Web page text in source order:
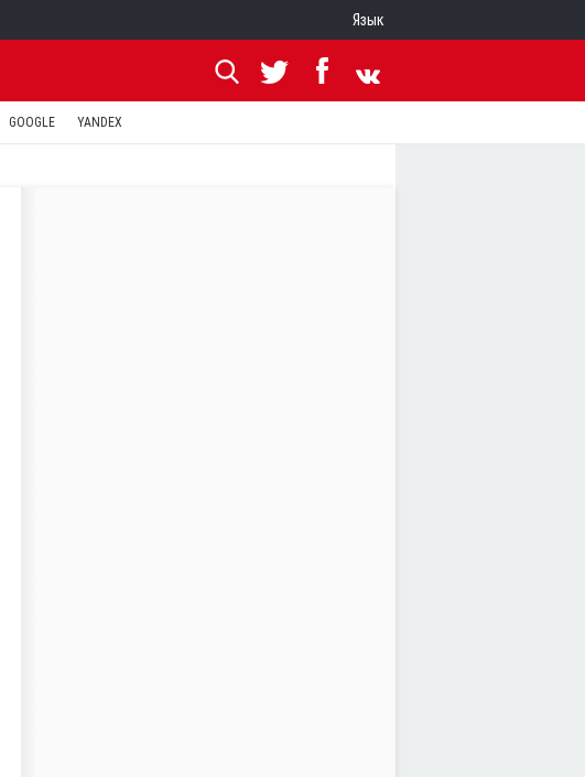
Язык
GOOGLE YANDEX